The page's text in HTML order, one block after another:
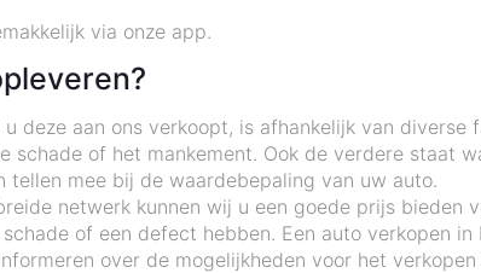
via onze app.
deze aan ons verkoopt, is afhankelijk van diverse
schade of het mankement. Ook de verdere staat
mee bij de waardebepaling van uw auto.
netwerk kunnen wij u een goede prijs bieden
of een defect hebben. Een auto verkopen
over de mogelijkheden voor het